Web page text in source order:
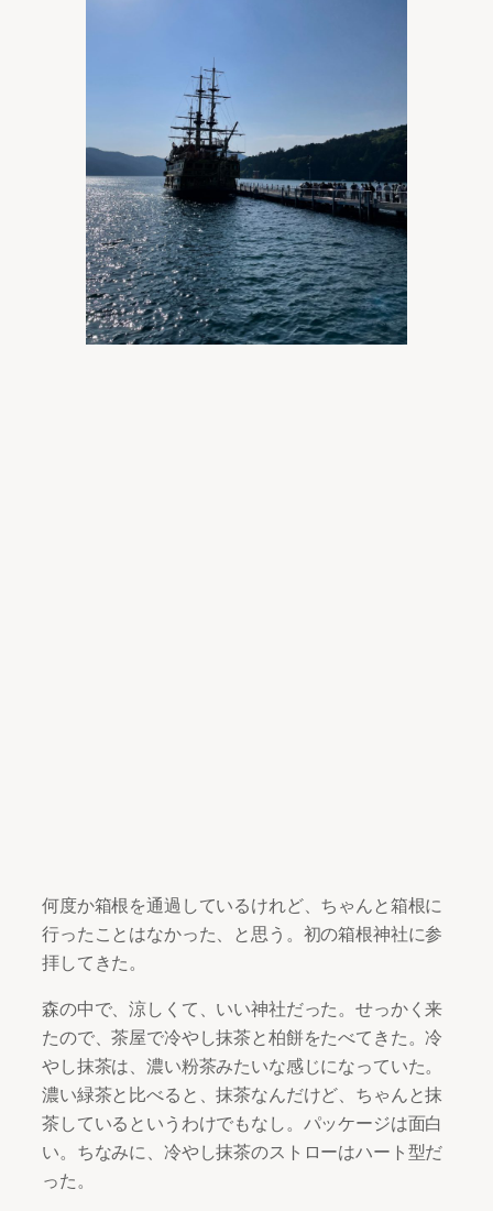
何度か箱根を通過しているけれど、ちゃんと箱根に
行ったことはなかった、と思う。初の箱根神社に参
拝してきた。
森の中で、涼しくて、いい神社だった。せっかく来
たので、茶屋で冷やし抹茶と柏餅をたべてきた。冷
やし抹茶は、濃い粉茶みたいな感じになっていた。
濃い緑茶と比べると、抹茶なんだけど、ちゃんと抹
茶しているというわけでもなし。パッケージは面白
い。ちなみに、冷やし抹茶のストローはハート型だ
った。